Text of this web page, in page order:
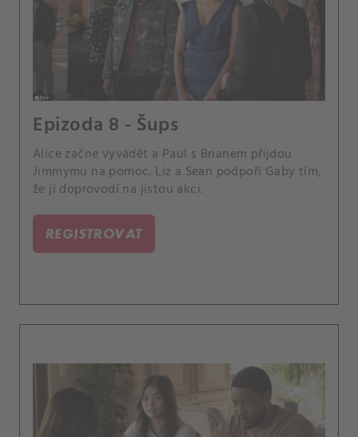
Epizoda 8 - Šups
Alice začne vyvádět a Paul s Brianem přijdou
Jimmymu na pomoc. Liz a Sean podpoří Gaby tím,
že ji doprovodí na jistou akci.
REGISTROVAT